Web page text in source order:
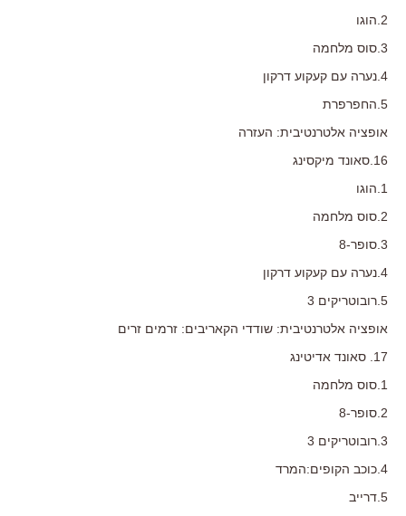
2.הוגו
3.סוס מלחמה
4.נערה עם קעקוע דרקון
5.החפרפרת
אופציה אלטרנטיבית: העזרה
16.סאונד מיקסינג
1.הוגו
2.סוס מלחמה
3.סופר-8
4.נערה עם קעקוע דרקון
5.רובוטריקים 3
אופציה אלטרנטיבית: שודדי הקאריבים: זרמים זרים
17. סאונד אדיטינג
1.סוס מלחמה
2.סופר-8
3.רובוטריקים 3
4.כוכב הקופים:המרד
5.דרייב